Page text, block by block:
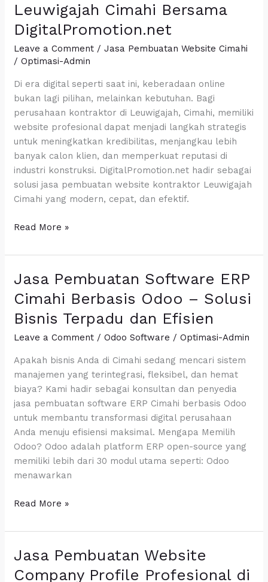
Leuwigajah Cimahi Bersama
DigitalPromotion.net
Leave a Comment /Jasa Pembuatan Website Cimahi
/Optimasi-Admin
Di era digital seperti saat ini, keberadaan online
bukan lagi pilihan, melainkan kebutuhan. Bagi
perusahaan kontraktor di Leuwigajah, Cimahi, memiliki
website profesional dapat menjadi langkah strategis
untuk meningkatkan kredibilitas, menjangkau lebih
banyak calon klien, dan memperkuat reputasi di
industri konstruksi. DigitalPromotion.net hadir sebagai
solusi jasa pembuatan website kontraktor Leuwigajah
Cimahi yang modern, cepat, dan efektif.
Read More »
Jasa Pembuatan Software ERP
Cimahi Berbasis Odoo – Solusi
Bisnis Terpadu dan Efisien
Leave a Comment /Odoo Software /Optimasi-Admin
Apakah bisnis Anda di Cimahi sedang mencari sistem
manajemen yang terintegrasi, fleksibel, dan hemat
biaya? Kami hadir sebagai konsultan dan penyedia
jasa pembuatan software ERP Cimahi berbasis Odoo
untuk membantu transformasi digital perusahaan
Anda menuju efisiensi maksimal. Mengapa Memilih
Odoo? Odoo adalah platform ERP open-source yang
memiliki lebih dari 30 modul utama seperti: Odoo
menawarkan
Jasa
Software
ERP
Cimahi
Odoo
–
Solusi
Bisnis
Terpadu
dan
Efisien
Read More »
Jasa Pembuatan Website
Company Profile Profesional di
Jasa